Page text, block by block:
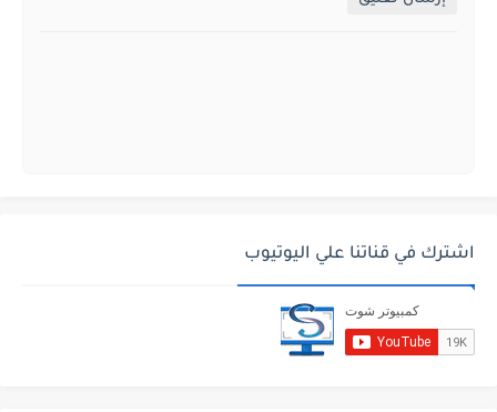
اشترك في قناتنا علي اليوتيوب